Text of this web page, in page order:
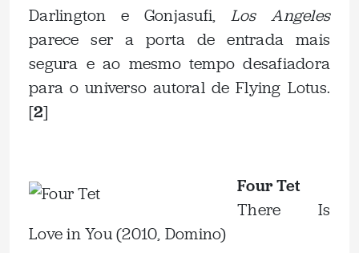
Darlington e Gonjasufi, Los Angeles
parece ser a porta de entrada mais
segura e ao mesmo tempo desafiadora
para o universo autoral de Flying Lotus.
[2]
Four Tet
There Is
Love in You (2010, Domino)